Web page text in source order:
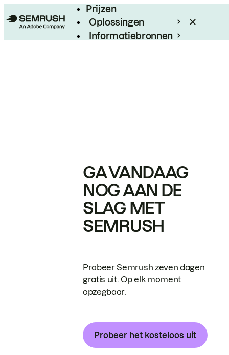
Prijzen
Oplossingen
Informatiebronnen
GA VANDAAG
NOG AAN DE
SLAG MET
SEMRUSH
Probeer Semrush zeven dagen
gratis uit. Op elk moment
opzegbaar.
Probeer het kosteloos uit